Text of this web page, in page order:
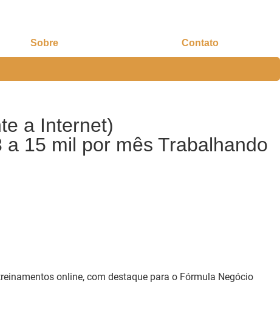
Sobre Contato
a Internet)
15 mil por mês Trabalhando
online, com destaque para o Fórmula Negócio